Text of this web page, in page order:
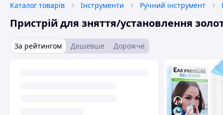
Каталог товарів Інструменти Ручний інструмент
Пристрій для зняття/установлення
За рейтингом Дешевше Дорожче